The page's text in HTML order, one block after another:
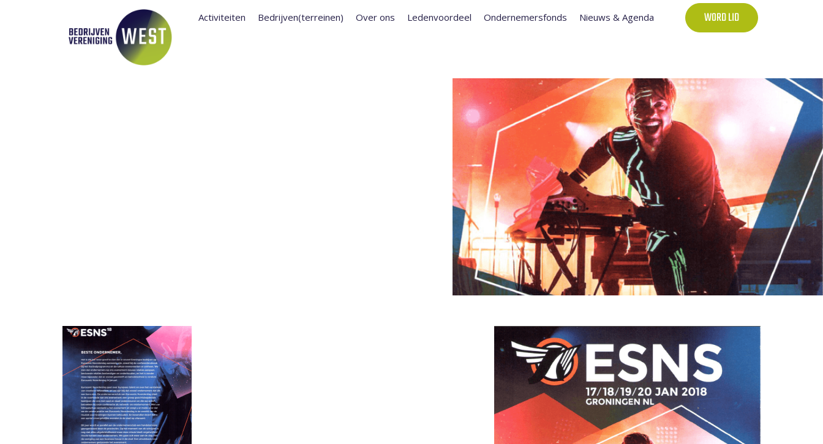
Activiteiten Bedrijven(terreinen) Over ons Ledenvoordeel Ondernemersfonds Nieuws & Agenda WORD LID